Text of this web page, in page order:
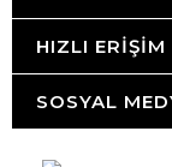
HIZLI ERIŞIM
SOSYAL